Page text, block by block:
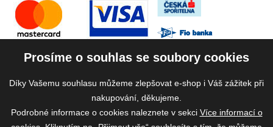
Prosíme o souhlas se soubory cookies
Díky Vašemu souhlasu můžeme zlepšovat e-shop i Váš zážitek při
nakupování, děkujeme.
Podrobné informace o cookies naleznete v sekci Více informací o